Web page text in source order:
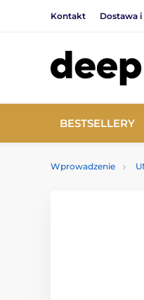
Kontakt Dostawa i
BESTSELLERY
Wprowadzenie